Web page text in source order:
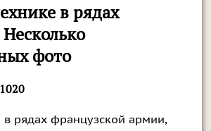
в рядах
фото
в рядах французской армии,